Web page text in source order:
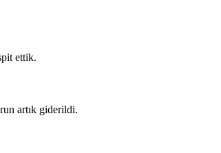
ettik.
artık giderildi.